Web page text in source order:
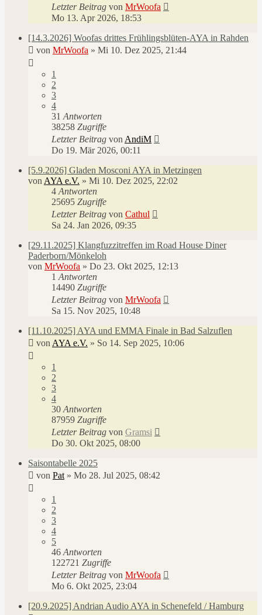
Letzter Beitrag von MrWoofa
Mo 13. Apr 2026, 18:53
[14.3.2026] Woofas drittes Frühlingsblüten-AYA in Rahden
von MrWoofa » Mi 10. Dez 2025, 21:44
1
2
3
4
31 Antworten
38258 Zugriffe
Letzter Beitrag von AndiM
Do 19. Mär 2026, 00:11
[5.9.2026] Gladen Mosconi AYA in Metzingen
von AYA e.V. » Mi 10. Dez 2025, 22:02
4 Antworten
25695 Zugriffe
Letzter Beitrag von Cathul
Sa 24. Jan 2026, 09:35
[29.11.2025] Klangfuzzitreffen im Road House Diner
Paderborn/Mönkeloh
von MrWoofa » Do 23. Okt 2025, 12:13
1 Antworten
14490 Zugriffe
Letzter Beitrag von MrWoofa
Sa 15. Nov 2025, 10:48
[11.10.2025] AYA und EMMA Finale in Bad Salzuflen
von AYA e.V. » So 14. Sep 2025, 10:06
1
2
3
4
30 Antworten
87959 Zugriffe
Letzter Beitrag von Gramsi
Do 30. Okt 2025, 08:00
Saisontabelle 2025
von Pat » Mo 28. Jul 2025, 08:42
1
2
3
4
5
46 Antworten
122721 Zugriffe
Letzter Beitrag von MrWoofa
Mo 6. Okt 2025, 23:04
[20.9.2025] Andrian Audio AYA in Schenefeld / Hamburg